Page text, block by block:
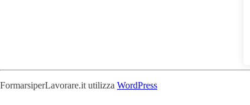
FormarsiperLavorare.it utilizza WordPress